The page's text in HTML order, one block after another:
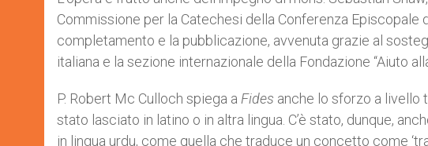
Commissione per la Catechesi della Conferenza
completamento e la pubblicazione, avvenuta grazie al
italiana e la sezione internazionale della Fondazione “Aiuto
P. Robert Mc Culloch spiega a Fides anche lo sforzo a livello
stato lasciato in latino o in altra lingua. C’è stato, dunque,
in lingua urdu, come quella che traduce un concetto come